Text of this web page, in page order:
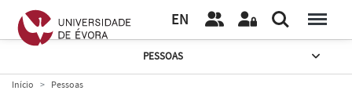
EN
PESSOAS
Início Pessoas